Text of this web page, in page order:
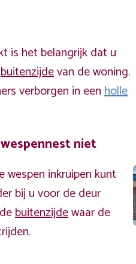
is het belangrijk dat u
buitenzijdevan de woning.
verborgen in eenholle
niet
inkruipen kunt
bij u voor de deur
buitenzijdewaar de